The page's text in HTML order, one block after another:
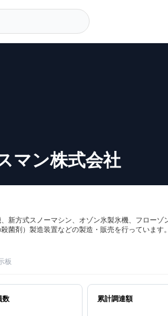
マン株式会社
新方式スノーマシン、オゾン氷製氷機、フローゾ
菌剤）製造装置などの製造・販売を行っています。
板
数 累計調達額